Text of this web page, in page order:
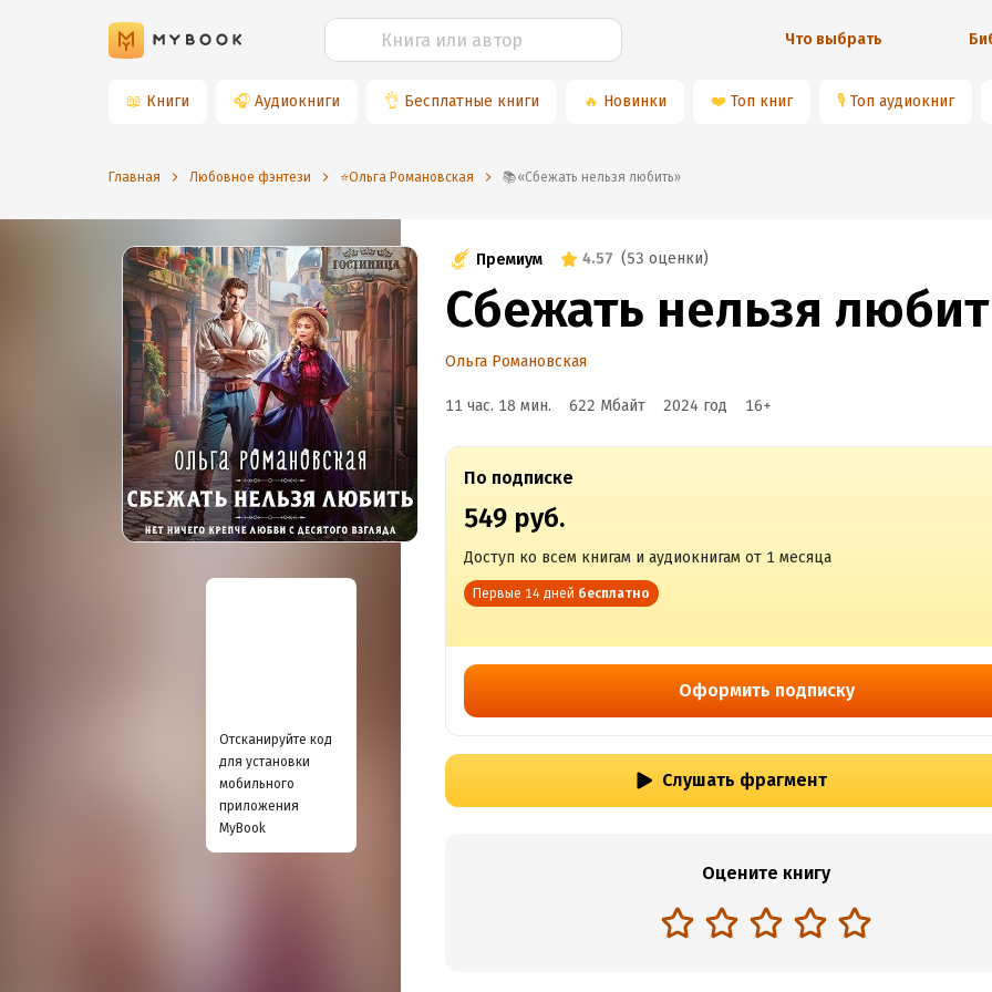
Что выбрать
📖 Книги 🎧 Аудиокниги 👌 Бесплатные книги 🔥 Новинки ❤️ Топ книг 🎙 Топ аудиокниг
Главная Любовное фэнтези ⭐️Ольга Романовская 📚«Сбежать нельзя любить»
Отсканируйте код
для установки
мобильного
приложения
MyBook
Премиум 4.57 (53 оценки)
Сбежать нельзя
Ольга Романовская
11 час. 18 мин. 622 Мбайт 2024 год 16+
По подписке
549 руб.
Доступ ко всем книгам и аудиокнигам от 1 месяца
Первые 14 дней бесплатно
Оформить подписку
Слушать фрагмент
Оцените книгу